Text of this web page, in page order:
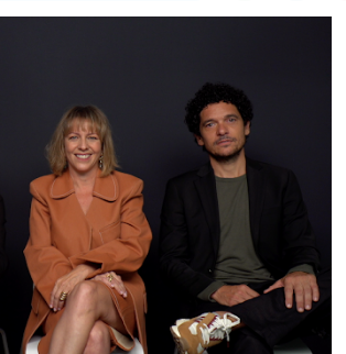
Entrevista a Javier Rueda,
del Madd Film Market